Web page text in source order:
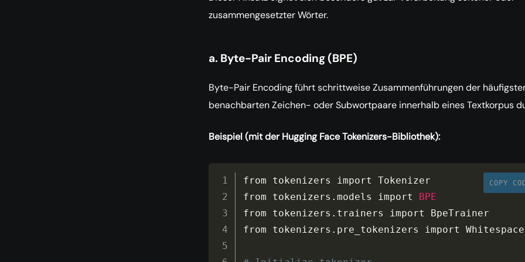
zusammengesetzter Wörter.
a. Byte-Pair Encoding (BPE)
Byte-Pair Encoding führt schrittweise Zusammenführungen der
benachbarten Zeichen- oder Subwortpaare innerhalb eines Textkorpus
Beispiel (mit der Hugging Face Tokenizers-Bibliothek):
COPY
from tokenizers import Tokenizer
from tokenizers . models import
BPE
from tokenizers . trainers import BpeTrainer
from tokenizers . pre_tokenizers import Whitespace